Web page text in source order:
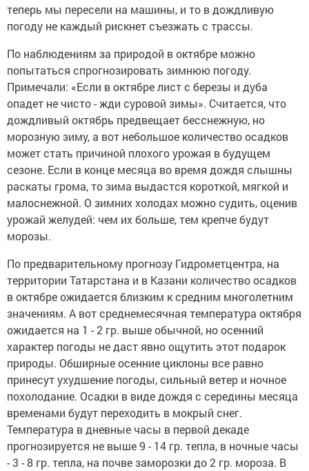
теперь мы пересели на машины, и то в дождливую
погоду не каждый рискнет съезжать с трассы.
По наблюдениям за природой в октябре можно
попытаться спрогнозировать зимнюю погоду.
Примечали: «Если в октябре лист с березы и дуба
опадет не чисто - жди суровой зимы». Считается, что
дождливый октябрь предвещает бесснежную, но
морозную зиму, а вот небольшое количество осадков
может стать причиной плохого урожая в будущем
сезоне. Если в конце месяца во время дождя слышны
раскаты грома, то зима выдастся короткой, мягкой и
малоснежной. О зимних холодах можно судить, оценив
урожай желудей: чем их больше, тем крепче будут
морозы.
По предварительному прогнозу Гидрометцентра, на
территории Татарстана и в Казани количество осадков
в октябре ожидается близким к средним многолетним
значениям. А вот среднемесячная температура октября
ожидается на 1 - 2 гр. выше обычной, но осенний
характер погоды не даст явно ощутить этот подарок
природы. Обширные осенние циклоны все равно
принесут ухудшение погоды, сильный ветер и ночное
похолодание. Осадки в виде дождя с середины месяца
временами будут переходить в мокрый снег.
Температура в дневные часы в первой декаде
прогнозируется не выше 9 - 14 гр. тепла, в ночные часы
- 3 - 8 гр. тепла, на почве заморозки до 2 гр. мороза. В